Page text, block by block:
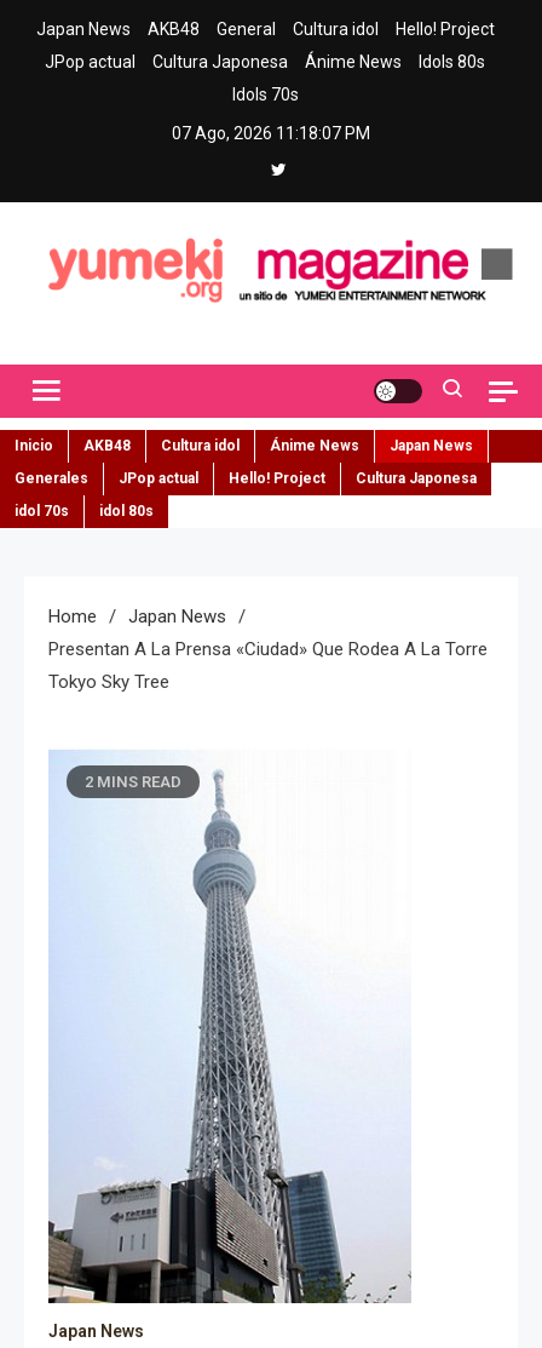
Japan News AKB48 General Cultura idol
Hello! Project
JPop actual
Cultura Japonesa Ánime News
Idols 80s
Idols 70s
07 Ago, 2026 11:18:08 PM
Inicio AKB48 Cultura idol Ánime News
Japan News
Generales
JPop actual Hello! Project
Cultura Japonesa
idol 70s
idol 80s
Home
Japan News
Presentan A La Prensa «ciudad» Que Rodea A La Torre
Tokyo Sky Tree
2 MINS READ
Japan News